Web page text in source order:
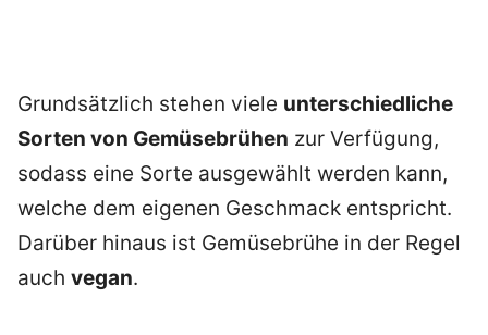
Grundsätzlich stehen viele unterschiedliche
Sorten von Gemüsebrühen zur Verfügung,
sodass eine Sorte ausgewählt werden kann,
welche dem eigenen Geschmack entspricht.
Darüber hinaus ist Gemüsebrühe in der Regel
auch vegan.